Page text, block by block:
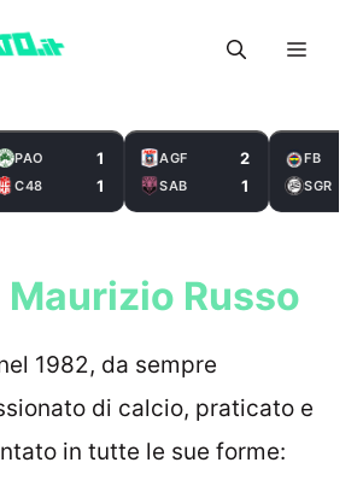
Menu
PAO 1
C48 1
AGF 2
SAB 1
FB
SGR
Russo
1982, da sempre
di calcio, praticato e
in tutte le sue forme: